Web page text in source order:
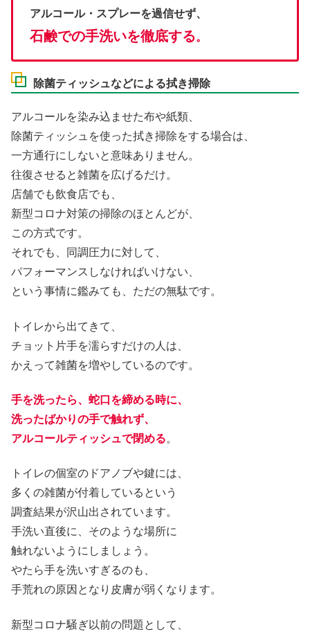
アルコール・スプレーを過信せず、
石鹸での手洗いを徹底する。
除菌ティッシュなどによる拭き掃除
アルコールを染み込ませた布や紙類、
除菌ティッシュを使った拭き掃除をする場合は、
一方通行にしないと意味ありません。
往復させると雑菌を広げるだけ。
店舗でも飲食店でも、
新型コロナ対策の掃除のほとんどが、
この方式です。
それでも、同調圧力に対して、
パフォーマンスしなければいけない、
という事情に鑑みても、ただの無駄です。
トイレから出てきて、
チョット片手を濡らすだけの人は、
かえって雑菌を増やしているのです。
手を洗ったら、蛇口を締める時に、
洗ったばかりの手で触れず、
アルコールティッシュで閉める。
トイレの個室のドアノブや鍵には、
多くの雑菌が付着しているという
調査結果が沢山出されています。
手洗い直後に、そのような場所に
触れないようにしましょう。
やたら手を洗いすぎるのも、
手荒れの原因となり皮膚が弱くなります。
新型コロナ騒ぎ以前の問題として、